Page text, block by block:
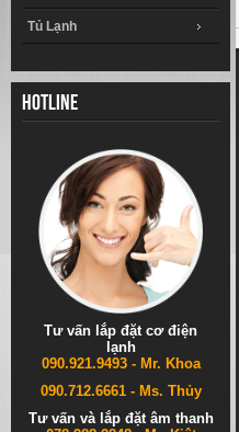
Tủ Lạnh
Hotline
Tư vấn lắp đặt cơ điện
lạnh
090.921.9493 - Mr. Khoa
090.712.6661 - Ms. Thủy
Tư vấn và lắp đặt âm thanh